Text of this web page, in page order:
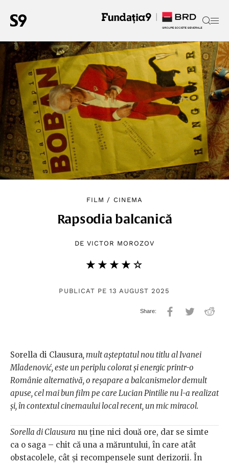
FILM / CINEMA
Rapsodia balcanică
DE VICTOR MOROZOV
★★★★★
☆☆☆☆☆
PUBLICAT PE 13 AUGUST 2025
Sorella di Clausura, mult așteptatul nou titlu al Ivanei
Mladenović, este un periplu colorat și energic printr-o
Românie alternativă, o reșapare a balcanismelor demult
apuse, cel mai bun film pe care Lucian Pintilie nu l-a realizat
și, în contextul cinemaului local recent, un mic miracol.
Sorella di Clausura nu ține nici două ore, dar se simte
ca o saga – chit că una a măruntului, în care atât
obstacolele, cât și recompensele sunt derizorii. În